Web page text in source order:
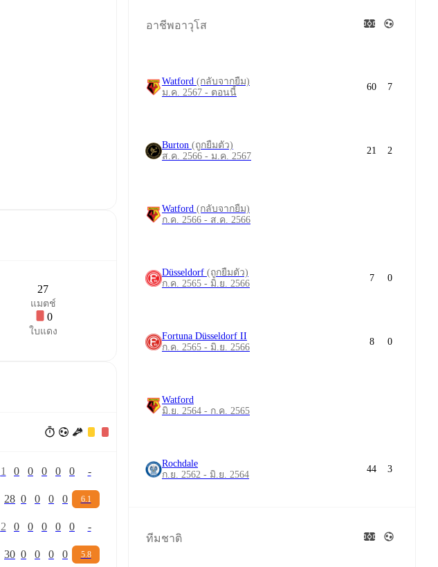
27
แมตช์
0
ใบแดง
1 0 0 0 0 0 -
28 0 0 0 0 6.1
2 0 0 0 0 0 -
30 0 0 0 0 5.8
อาชีพอาวุโส
Watford (กลับจากยืม)
ม.ค. 2567 - ตอนนี้
60 7
Burton (ถูกยืมตัว)
ส.ค. 2566 - ม.ค. 2567
21 2
Watford (กลับจากยืม)
ก.ค. 2566 - ส.ค. 2566
Düsseldorf (ถูกยืมตัว)
ก.ค. 2565 - มิ.ย. 2566
7 0
Fortuna Düsseldorf II
ก.ค. 2565 - มิ.ย. 2566
8 0
Watford
มิ.ย. 2564 - ก.ค. 2565
Rochdale
ก.ย. 2562 - มิ.ย. 2564
44 3
ทีมชาติ